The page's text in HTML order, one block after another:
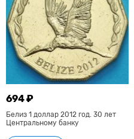
694 ₽
Белиз 1 доллар 2012 год. 30 лет
Центральному банку